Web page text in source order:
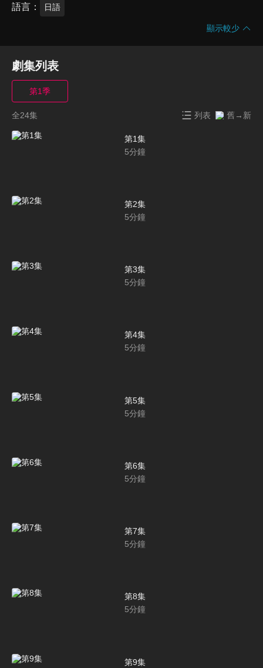
語言 日語
顯示較少
劇集列表
第1季
全24集 列表 舊→新
第1集
5分鐘
第2集
5分鐘
第3集
5分鐘
第4集
5分鐘
第5集
5分鐘
第6集
5分鐘
第7集
5分鐘
第8集
5分鐘
第9集